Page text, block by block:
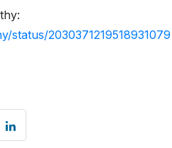
status/2030371219518931079